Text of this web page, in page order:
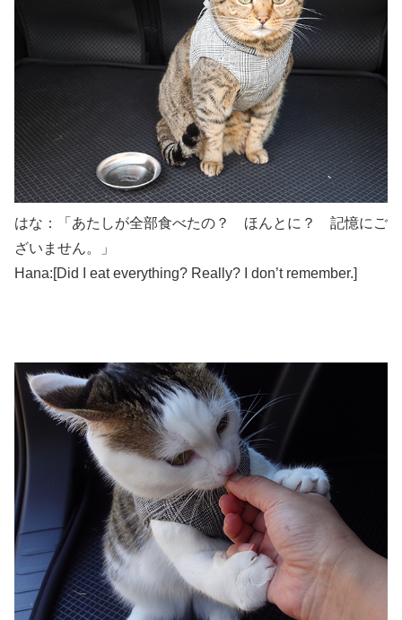
はな：「あたしが全部食べたの？ ほんとに？ 記憶にご
ざいません。」
Hana:[Did I eat everything? Really? I don’t remember.]